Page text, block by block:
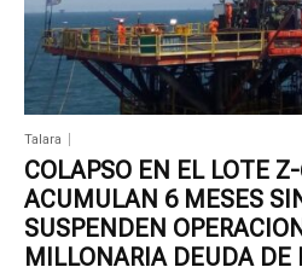
Talara
COLAPSO EN EL LOTE
ACUMULAN 6 MESES
SUSPENDEN
MILLONARIA DEUDA DE